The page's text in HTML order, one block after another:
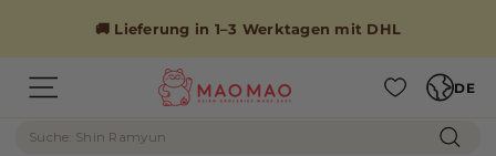
🚚 Lieferung in 1–3 Werktagen mit DHL
Seitennavigation
M
A
O
DE
Suche